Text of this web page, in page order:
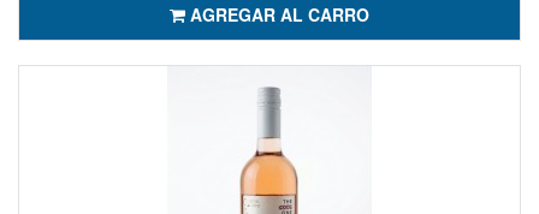
AGREGAR AL CARRO